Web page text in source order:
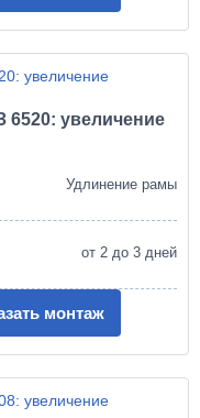
увеличение
Удлинение рамы
от 2 до 3 дней
монтаж